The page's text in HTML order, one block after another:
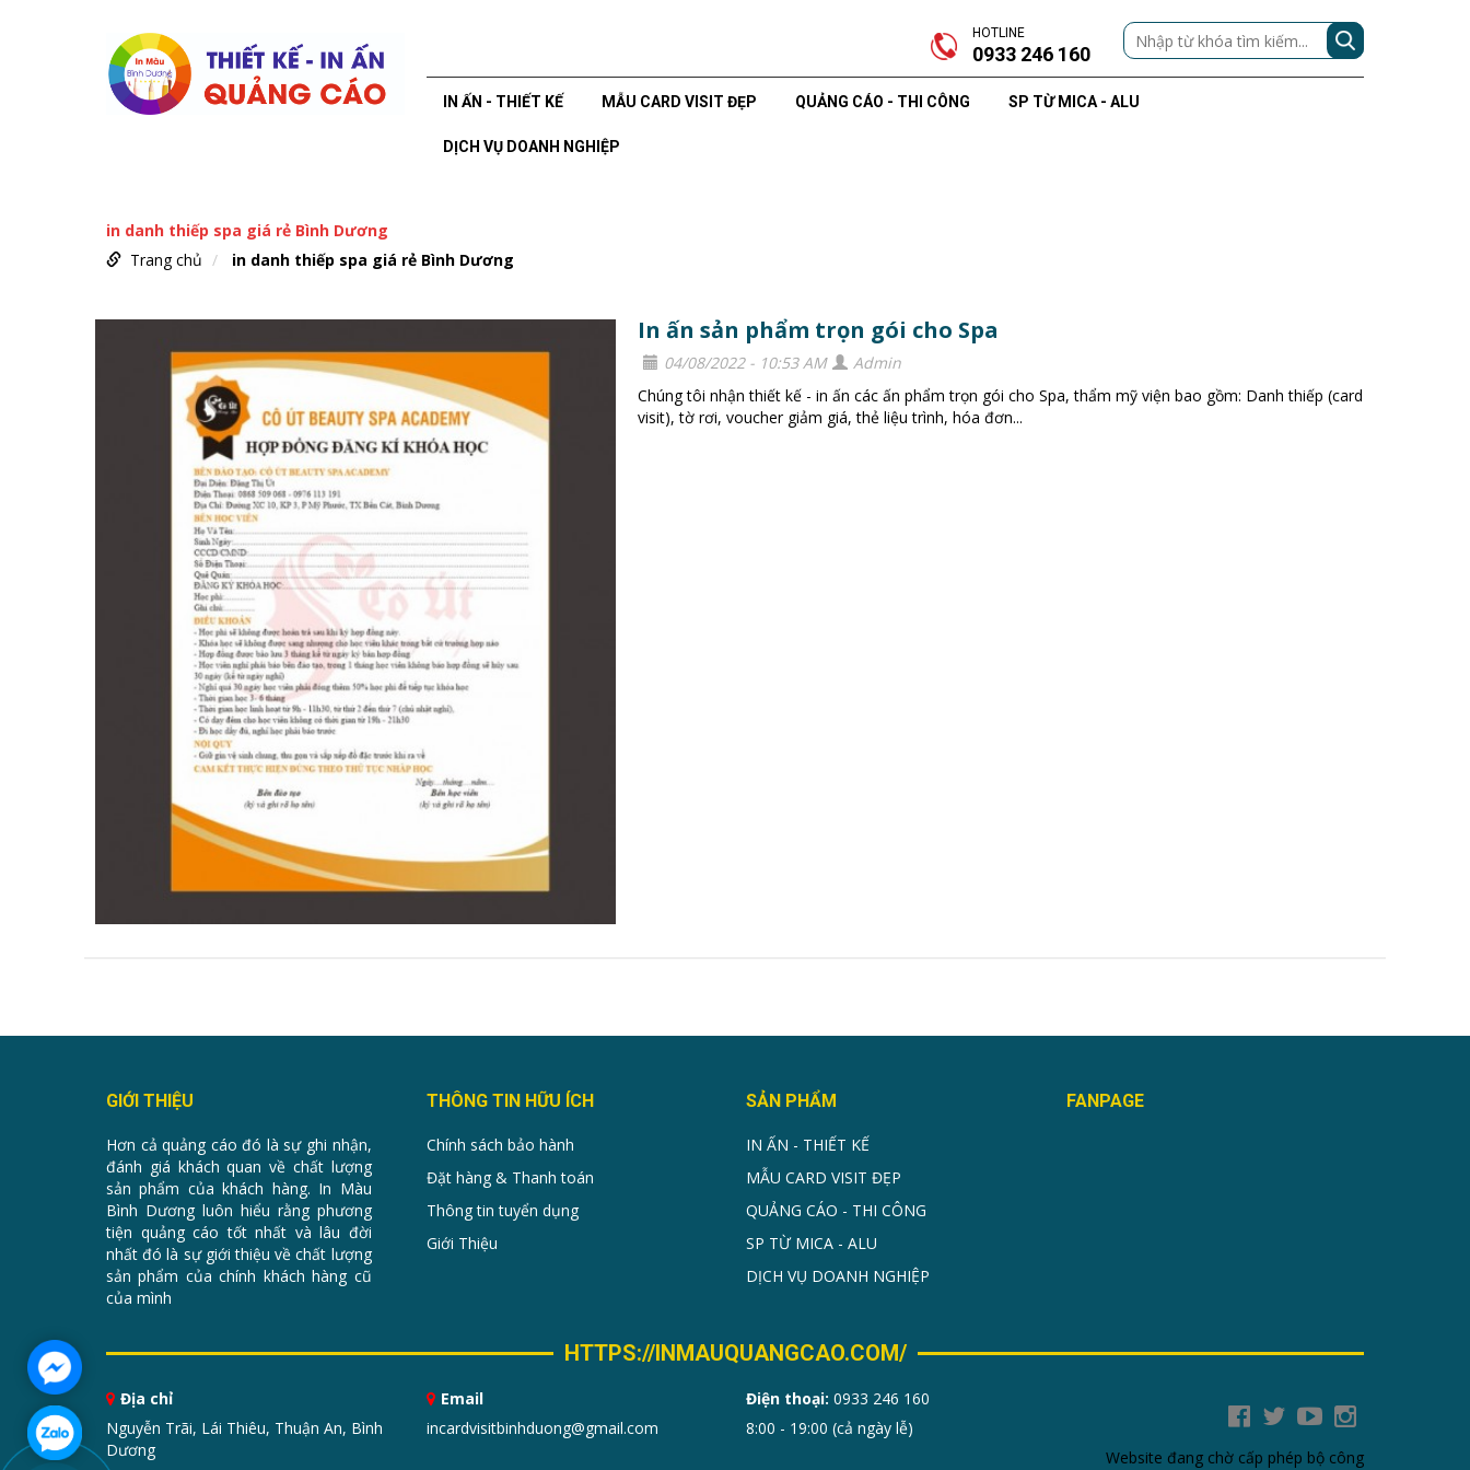
HOTLINE
0933 246 160
IN ẤN - THIẾT KẾ MẪU CARD VISIT ĐẸP QUẢNG CÁO - THI CÔNG SP TỪ MICA - ALU
DỊCH VỤ DOANH NGHIỆP
in danh thiếp spa giá rẻ Bình Dương
Trang chủ
in danh thiếp spa giá rẻ Bình Dương
In ấn sản phẩm trọn gói cho Spa
04/08/2022 - 10:53 AM
Admin
Chúng tôi nhận thiết kế - in ấn các ấn phẩm trọn gói cho Spa, thẩm mỹ viện bao gồm: Danh thiếp (card
visit), tờ rơi, voucher giảm giá, thẻ liệu trình, hóa đơn...
GIỚI THIỆU
Hơn cả quảng cáo đó là sự ghi nhận,
đánh giá khách quan về chất lượng
sản phẩm của khách hàng. In Màu
Bình Dương luôn hiểu rằng phương
tiện quảng cáo tốt nhất và lâu đời
nhất đó là sự giới thiệu về chất lượng
sản phẩm của chính khách hàng cũ
của mình
THÔNG TIN HỮU ÍCH
Chính sách bảo hành
Đặt hàng & Thanh toán
Thông tin tuyển dụng
Giới Thiệu
SẢN PHẨM
IN ẤN - THIẾT KẾ
MẪU CARD VISIT ĐẸP
QUẢNG CÁO - THI CÔNG
SP TỪ MICA - ALU
DỊCH VỤ DOANH NGHIỆP
FANPAGE
HTTPS://INMAUQUANGCAO.COM/
Địa chỉ
Nguyễn Trãi, Lái Thiêu, Thuận An, Bình
Dương
Email
incardvisitbinhduong@gmail.com
Điện thoại: 0933 246 160
8:00 - 19:00 (cả ngày lễ)
Website đang chờ cấp phép bộ công